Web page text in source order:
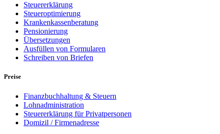
Steuererklärung
Steueroptimierung
Krankenkassenberatung
Pensionierung
Übersetzungen
Ausfüllen von Formularen
Schreiben von Briefen
Preise
Finanzbuchhaltung & Steuern
Lohnadministration
Steuererklärung für Privatpersonen
Domizil / Firmenadresse